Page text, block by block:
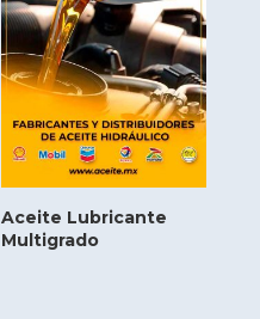
Aceite Lubricante
Multigrado